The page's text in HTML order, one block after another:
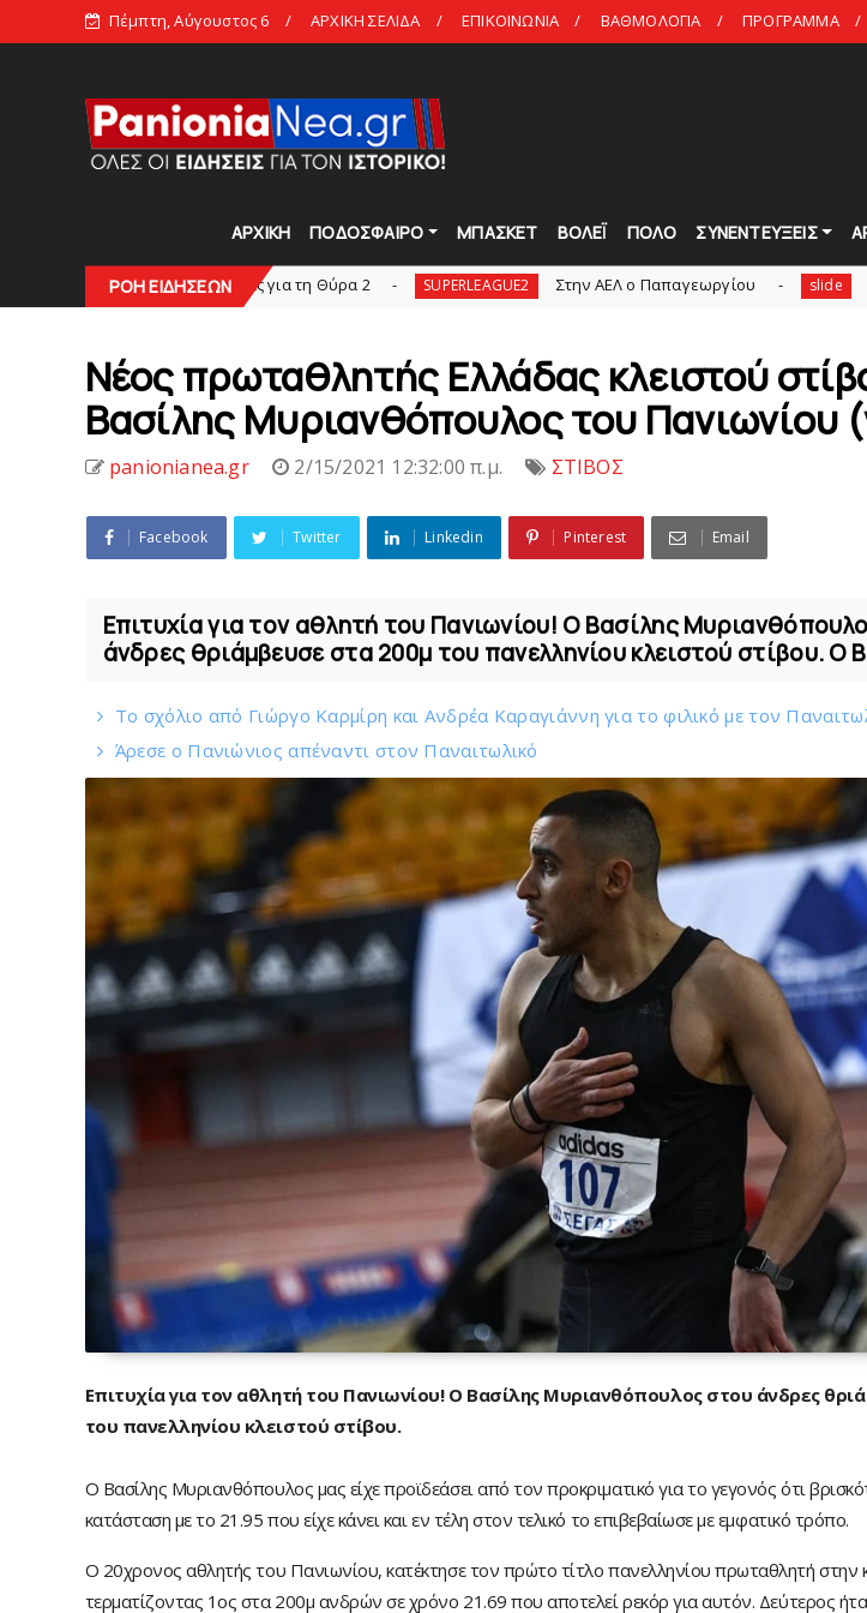
Πέμπτη, Αύγουστος 6 ΑΡΧΙΚΗ ΣΕΛΙΔΑ ΕΠΙΚΟΙΝΩΝΙΑ ΒΑΘΜΟΛΟΓΙΑ ΠΡΟΓΡΑΜΜΑ
ΑΡΧΙΚΗ ΠΟΔΟΣΦΑΙΡΟ ΜΠΑΣΚΕΤ ΒΟΛΕΪ ΠΟΛΟ ΣΥΝΕΝΤΕΥΞΕΙΣ
ΡΟΗ ΕΙΔΗΣΕΩΝ
τα διαρκείας για τη Θύρα 2 SUPERLEAGUE2 Στην AEΛ ο Παπαγεωργίου slide Πανιώνιoς:
Νέος πρωταθλητής Ελλάδας κλειστού
Βασίλης Μυριανθόπουλος του Πανιωνίου
panionianea.gr 2/15/2021 12:32:00 π.μ. ΣΤΙΒΟΣ
Facebook Twitter Linkedin Pinterest Email
Επιτυχία για τον αθλητή του Πανιωνίου! Ο Βασίλης
άνδρες θριάμβευσε στα 200μ του πανελληνίου κλειστού στίβου. Ο
Το σχόλιο από Γιώργο Καρμίρη και Ανδρέα Καραγιάννη για το φιλικό με τoν
Άρεσε ο Πανιώνιος απέναντι στoν Παναιτωλικό
Επιτυχία για τον αθλητή του Πανιωνίου! Ο Βασίλης Μυριανθόπουλος στου άνδρες
του πανελληνίου κλειστού στίβου.
Ο Βασίλης Μυριανθόπουλος μας είχε προϊδεάσει από τον προκριματικό για το γεγονός ότι
κατάσταση με το 21.95 που είχε κάνει και εν τέλη στον τελικό το επιβεβαίωσε με εμφατικό τρόπο.
Ο 20χρονος αθλητής του Πανιωνίου, κατέκτησε τον πρώτο τίτλο πανελληνίου πρωταθλητή στην
τερματίζοντας 1ος στα 200μ ανδρών σε χρόνο 21.69 που αποτελεί ρεκόρ για αυτόν. Δεύτερος